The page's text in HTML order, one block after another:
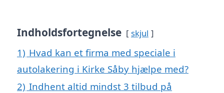
Indholdsfortegnelse skjul
1) Hvad kan et firma med speciale i
autolakering i Kirke Såby hjælpe med?
2) Indhent altid mindst 3 tilbud på